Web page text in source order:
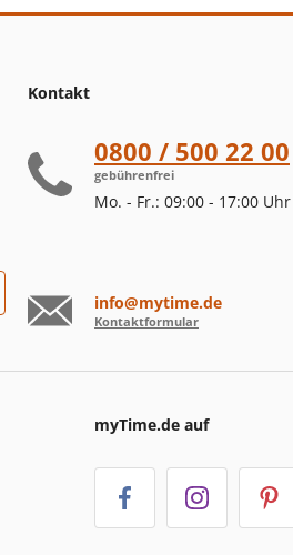
Kontakt
0800 / 500 22 00
gebührenfrei
Mo. - Fr.: 09:00 - 17:00 Uhr
info@mytime.de
Kontaktformular
myTime.de auf